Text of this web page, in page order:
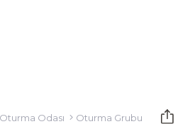
Oturma Odası Oturma Grubu Üçlü